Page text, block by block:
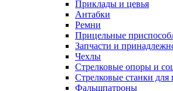
Приклады и цевья
Антабки
Ремни
Прицельные
Запчасти и
Чехлы
Стрелковые опоры и
Стрелковые станки для
Фальшпатроны